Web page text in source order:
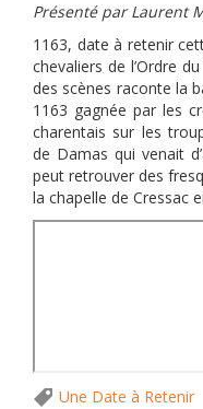
Présenté par Laurent
1163, date à retenir
chevaliers de l’Ordre
des scènes raconte la
1163 gagnée par les
charentais sur les
de Damas qui venait
peut retrouver des
la chapelle de Cressac
Une Date à Retenir